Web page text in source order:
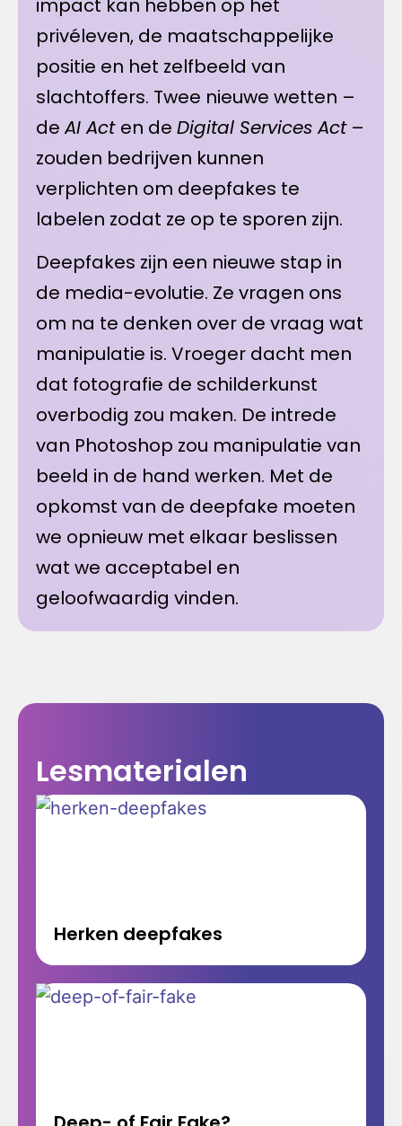
impact kan hebben op het
privéleven, de maatschappelijke
positie en het zelfbeeld van
slachtoffers. Twee nieuwe wetten –
deAI Act en de Digital Services Act–
zouden bedrijven kunnen
verplichten om deepfakes te
labelen zodat ze op te sporen zijn.
Deepfakes zijn een nieuwe stap in
de media-evolutie. Ze vragen ons
om na te denken over de vraag wat
manipulatie is. Vroeger dacht men
dat fotografie de schilderkunst
overbodig zou maken. De intrede
van Photoshop zou manipulatie van
beeld in de hand werken. Met de
opkomst van de deepfake moeten
we opnieuw met elkaar beslissen
wat we acceptabel en
geloofwaardig vinden.
Lesmaterialen
Herken deepfakes